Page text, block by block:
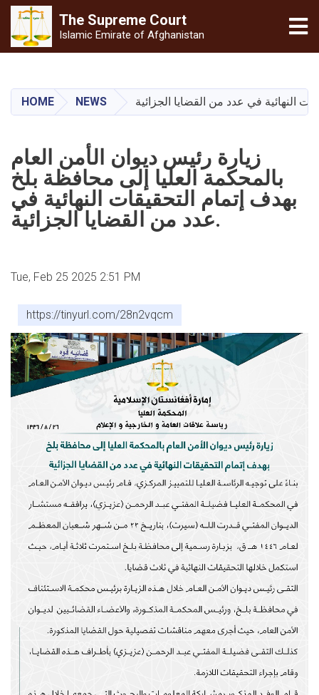
main
content
The Supreme Court
Islamic Emirate of Afghanistan
HOME NEWS
زيارة رئيس ديوان الأمن العام
بالمحكمة العليا إلى محافظة بلخ
بهدف إتمام التحقيقات النهائية في
عدد من القضايا الجزائية.
Tue, Feb 25 2025 2:51 PM
https://tinyurl.com/28n2vqcm